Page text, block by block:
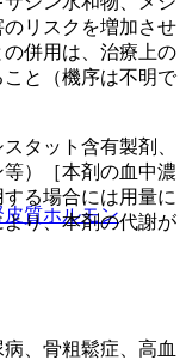
皮質ホルモン
リスクを増加させ
併用は、治療上の
と（機序は不明で
タット含有製剤、
）［本剤の血中濃
る場合には用量に
り、本剤の代謝が
、骨粗鬆症、高血